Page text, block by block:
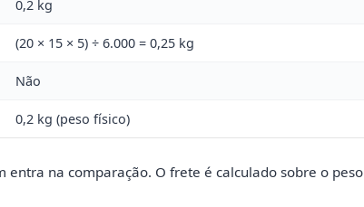
0,2 kg
(20 × 15 × 5) ÷ 6.000 = 0,25 kg
Não
0,2 kg (peso físico)
entra na comparação. O frete é calculado sobre o peso